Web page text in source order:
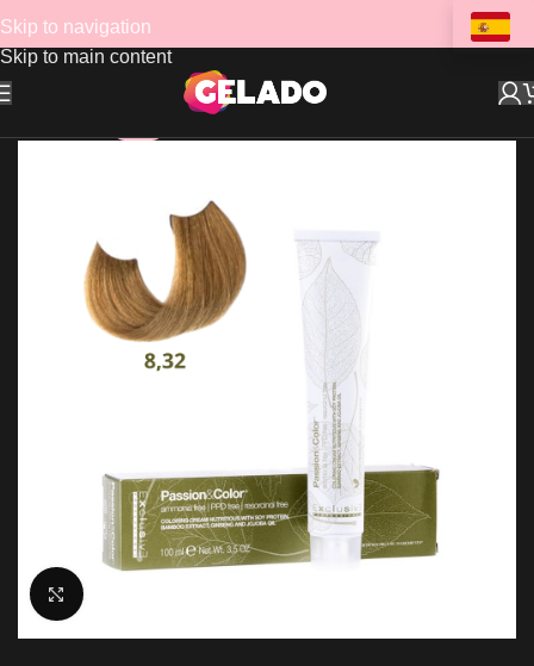
Skip to navigation
Skip to main content
Clic para ampliar